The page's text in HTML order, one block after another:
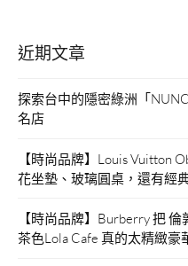
近期文章
探索台中的隱密綠洲「
名店
【時尚品牌】Louis Vuitton
花坐墊、玻璃圓桌，還有經
【時尚品牌】Burberry 把
茶色Lola Cafe 真的太精緻豪